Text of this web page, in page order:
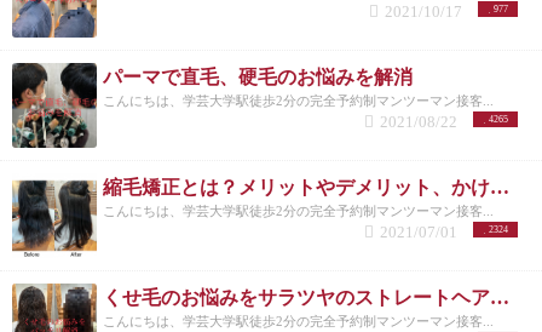
977
2021/10/17
パーマで直毛、硬毛のお悩みを解消
こんにちは、学芸大学駅徒歩2分の完全予約制マンツーマン接客...
4265
2021/08/22
縮毛矯正とは？メリットやデメリット、かける頻度など疑問にお答えします！！
こんにちは、学芸大学駅徒歩2分の完全予約制マンツーマン接客...
2324
2021/07/01
くせ毛のお悩みをサラツヤのストレートヘアにして解消してみた！
こんにちは、学芸大学駅徒歩2分の完全予約制マンツーマン接客...